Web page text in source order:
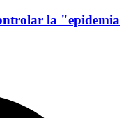
la "epidemia